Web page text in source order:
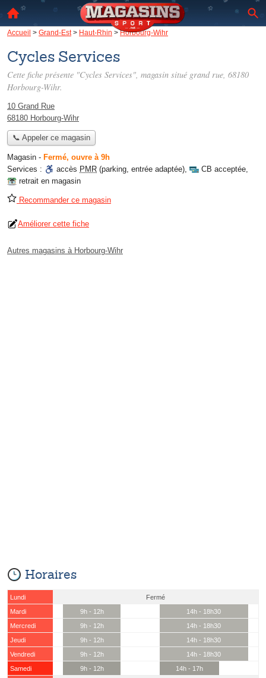
Accueil > Grand-Est> Haut-Rhin >Horbourg-Wihr
Cycles Services
Cette fiche présente "Cycles Services", magasin situé grand rue, 68180
Horbourg-Wihr.
10 Grand Rue
68180 Horbourg-Wihr
📞 Appeler ce magasin
Magasin - Fermé, ouvre à 9h
Services :
accès PMR (parking, entrée adaptée), CB acceptée,
retrait en magasin
Recommander ce magasin
Améliorer cette fiche
Autres magasins à Horbourg-Wihr
Horaires
Lundi
Fermé
Mardi
9h - 12h
14h - 18h30
Mercredi
9h - 12h
14h - 18h30
Jeudi
9h - 12h
14h - 18h30
Vendredi
9h - 12h
14h - 18h30
Samedi
9h - 12h
14h - 17h